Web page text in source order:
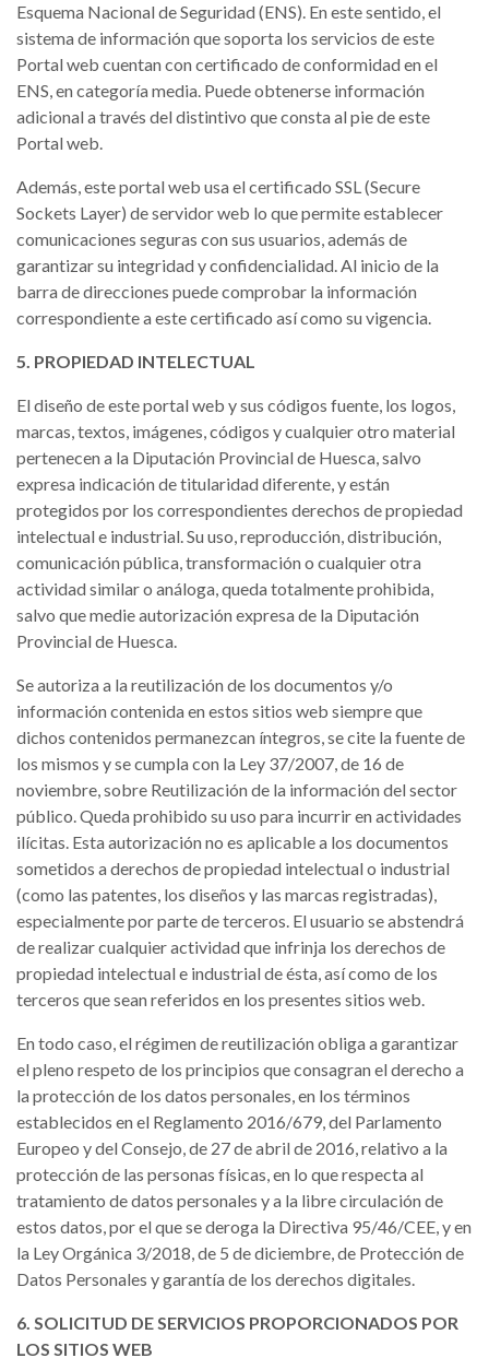
Esquema Nacional de Seguridad (ENS). En este sentido, el
sistema de información que soporta los servicios de este
Portal web cuentan con certificado de conformidad en el
ENS, en categoría media. Puede obtenerse información
adicional a través del distintivo que consta al pie de este
Portal web.
Además, este portal web usa el certificado SSL (Secure
Sockets Layer) de servidor web lo que permite establecer
comunicaciones seguras con sus usuarios, además de
garantizar su integridad y confidencialidad. Al inicio de la
barra de direcciones puede comprobar la información
correspondiente a este certificado así como su vigencia.
5. PROPIEDAD INTELECTUAL
El diseño de este portal web y sus códigos fuente, los logos,
marcas, textos, imágenes, códigos y cualquier otro material
pertenecen a la Diputación Provincial de Huesca, salvo
expresa indicación de titularidad diferente, y están
protegidos por los correspondientes derechos de propiedad
intelectual e industrial. Su uso, reproducción, distribución,
comunicación pública, transformación o cualquier otra
actividad similar o análoga, queda totalmente prohibida,
salvo que medie autorización expresa de la Diputación
Provincial de Huesca.
Se autoriza a la reutilización de los documentos y/o
información contenida en estos sitios web siempre que
dichos contenidos permanezcan íntegros, se cite la fuente de
los mismos y se cumpla con la Ley 37/2007, de 16 de
noviembre, sobre Reutilización de la información del sector
público. Queda prohibido su uso para incurrir en actividades
ilícitas. Esta autorización no es aplicable a los documentos
sometidos a derechos de propiedad intelectual o industrial
(como las patentes, los diseños y las marcas registradas),
especialmente por parte de terceros. El usuario se abstendrá
de realizar cualquier actividad que infrinja los derechos de
propiedad intelectual e industrial de ésta, así como de los
terceros que sean referidos en los presentes sitios web.
En todo caso, el régimen de reutilización obliga a garantizar
el pleno respeto de los principios que consagran el derecho a
la protección de los datos personales, en los términos
establecidos en el Reglamento 2016/679, del Parlamento
Europeo y del Consejo, de 27 de abril de 2016, relativo a la
protección de las personas físicas, en lo que respecta al
tratamiento de datos personales y a la libre circulación de
estos datos, por el que se deroga la Directiva 95/46/CEE, y en
la Ley Orgánica 3/2018, de 5 de diciembre, de Protección de
Datos Personales y garantía de los derechos digitales.
6. SOLICITUD DE SERVICIOS PROPORCIONADOS POR
LOS SITIOS WEB